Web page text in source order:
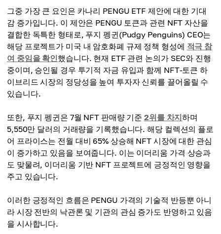
그중 가장 큰 요인은 카나리 PENGU ETF 제안에 대한 기대
감 증가입니다. 이 제안은 PENGU 토큰과 관련 NFT 자산을
결합한 독특한 형태로, 푸지 펭귄(Pudgy Penguins) CEO는
해당 프로젝트가 미국 내 암호화폐 규제 정책 형성에 적극 참
여 중임을 확인했습니다. 현재 ETF 관련 논의가 SEC와 진행
중이며, 승인될 경우 투기적 자금 유입과 함께 NFT-토큰 하
이브리드 시장의 정당성을 높여 투자자 신뢰를 끌어올릴 수
있습니다.
또한, 푸지 펭귄은 7월 NFT 판매량 기준2위를 차지하며
5,550만 달러의 거래량을 기록했습니다. 해당 컬렉션의 플로
어 프라이스는 전월 대비 65% 상승해 NFT 시장에 대한 관심
이 증가하고 있음을 보여줍니다. 이는 이더리움 가격 상승과
도 맞물려, 이더리움 기반 NFT 프로젝트에 긍정적인 영향을
주고 있습니다.
이러한 긍정적인 흐름은 PENGU 가격의 기술적 반등뿐 아니
라 시장 전반의 낙관론 및 기관의 관심 증가도 반영하고 있음
을 시사합니다.